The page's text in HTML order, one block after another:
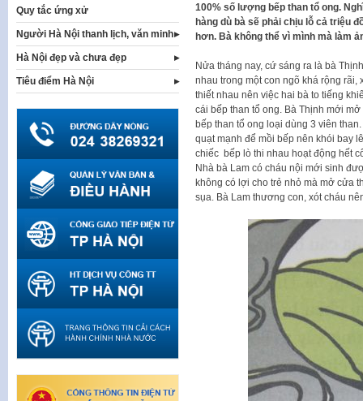
100% số lượng bếp than tổ ong.
hàng dù bà sẽ phải chịu lỗ cả triệu
hơn. Bà không thể vì mình mà làm
Nửa tháng nay, cứ sáng ra là bà
nhau trong một con ngõ khá rộng rãi,
thiết nhau nên việc hai bà to tiếng
cái bếp than tổ ong. Bà Thịnh mới
bếp than tổ ong loại dùng 3 viên
quạt mạnh để mồi bếp nên khói bay
chiếc bếp lò thi nhau hoạt động hết
Nhà bà Lam có cháu nội mới sinh
không có lợi cho trẻ nhỏ mà mở cửa
sụa. Bà Lam thương con, xót cháu
Quy tắc ứng xử
Người Hà Nội thanh lịch, văn minh
Hà Nội đẹp và chưa đẹp
Tiêu điểm Hà Nội